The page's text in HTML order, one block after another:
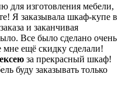
для изготовления мебели,
Я заказывала шкаф-купе в
и заканчивая
Все было сделано очень
ещё скидку сделали!
за прекрасный шкаф!
буду заказывать только